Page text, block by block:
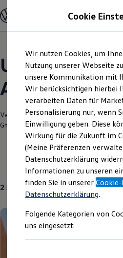
Hauptinhalt
springen
Footer
springen
Modelle und Konfigurator
Konfigurator
Modelle vergleichen
Elektroautos
ENERGY Sondermodelle
Nutzfahrzeuge
SUV und CUV
Familienautos
Kombis
Kompaktwagen
Sportwagen
Schnell verfügbare Fahrzeuge
Angebote und Produkte
Aktuelle Angebote
E-Auto-Förderung
Volkswagen Marktplatz
Die ENERGY
Junge Gebrauchtwagen
Volkswagen
Elektromobilität
Saisonangebote
Reifenpakete
Leasing
Leasing-Angebote
Unsere
Angebote
Verantwortlich für die Inhalte auf dieser
GmbH
Impressum & Rechtliches)
2 Angebote
Cookie
Wir nutzen Cookies, um
Nutzung unserer Webseite
unsere Kommunikation mit
Wir berücksichtigen hierbei
verarbeiten Daten für
Personalisierung nur, wenn
Einwilligung geben. Diese
Wirkung für die Zukunft im
(Meine Präferenzen
Datenschutzerklärung
Informationen zu unseren
finden Sie in unserer
Datenschutzerklärung.
Folgende Kategorien von
uns eingesetzt: